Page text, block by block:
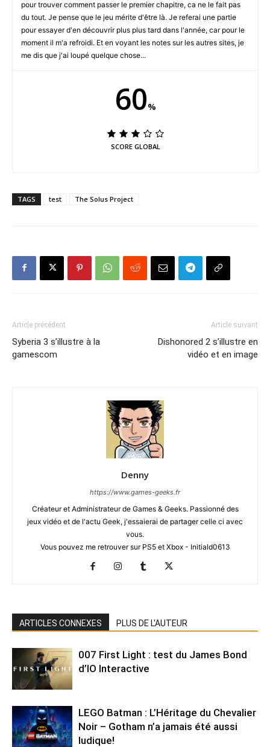
pour trouver comment passer le premier chapitre, ca ne le fait pas
du tout. Je pense que le jeu mérite d'être là. Je referai une partie
pour essayer d'en découvrir plus plus tard dans l'année, car pour le
moment il m'a refroidi. Et en voyant les notes sur les autres sites, je
me dis que j'ai loupé quelque chose...
60%
SCORE GLOBAL
TAGS test The Solus Project
Article précédent
Syberia 3 s’illustre à la
gamescom
Article suivant
Dishonored 2 s’illustre en
vidéo et en image
Denny
https://www.games-geeks.fr
Créateur et Administrateur de Games & Geeks. Passionné des
jeux vidéo et de l'actu Geek, j'essaierai de partager celle ci avec
vous.
Vous pouvez me retrouver sur PS5 et Xbox - Initiald0613
ARTICLES CONNEXES PLUS DE L'AUTEUR
007 First Light : test du James Bond
d’IO Interactive
LEGO Batman : L’Héritage du Chevalier
Noir – Gotham n’a jamais été aussi
ludique!